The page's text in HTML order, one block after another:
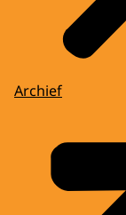
Archief